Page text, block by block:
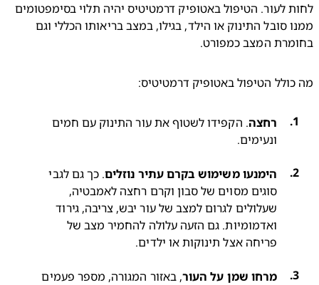
לחות לעור. הטיפול באטופיק דרמטיטיס יהיה תלוי בסימפטומים
ממנו סובל התינוק או הילד, בגילו, במצב בריאותו הכללי וגם
המצב כמפורט.
הטיפול באטופיק דרמטיטיס:
רחצה
. הקפידו לשטוף את עור התינוק עם חמים
ונעימים.
הימנעו משימוש בקרם עתיר נוזלים
. כך גם לגבי
סוגים מסוים של סבון וקרם רחצה לאמבטיה,
שעלולים לגרום למצב של עור יבש, צריבה, גירוד
ואדמומיות. גם הזעה עלולה להחמיר מצב של
פריחה אצל תינוקות או ילדים.
מרחו שמן על העור
, באזור המגורה, מספר פעמים